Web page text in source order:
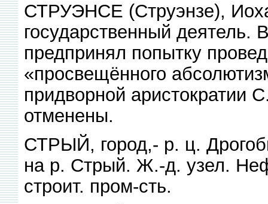
СТРУЭНСЕ (Струэнзе),
государственный
предпринял попытку
«просвещённого
придворной аристократии
отменены.
СТРЫЙ, город,- р. ц.
на р. Стрый. Ж.-д. узел.
строит. пром-сть.